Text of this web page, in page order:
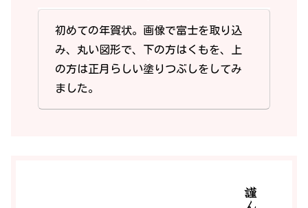
初めての年賀状。画像で富士を取り込
み、丸い図形で、下の方はくもを、上
の方は正月らしい塗りつぶしをしてみ
ました。